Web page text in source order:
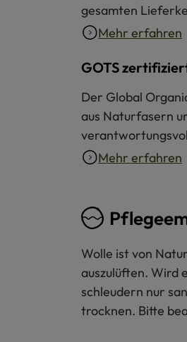
gesamten
Mehr erfahren
GOTS
Der Global
aus Naturfasern
Mehr erfahren
Wolle ist von
auszulüften. Wird
schleudern nur
trocknen. Bitte